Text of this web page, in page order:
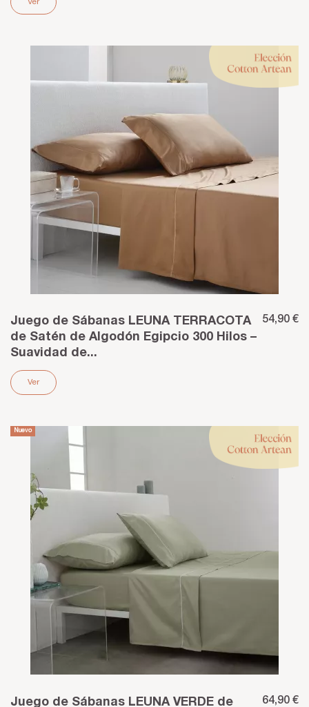
Ver
Juego de Sábanas LEUNA TERRACOTA
de Satén de Algodón Egipcio 300 Hilos –
Suavidad de...
54,90 €
Ver
Nuevo
Juego de Sábanas LEUNA VERDE de 64,90 €